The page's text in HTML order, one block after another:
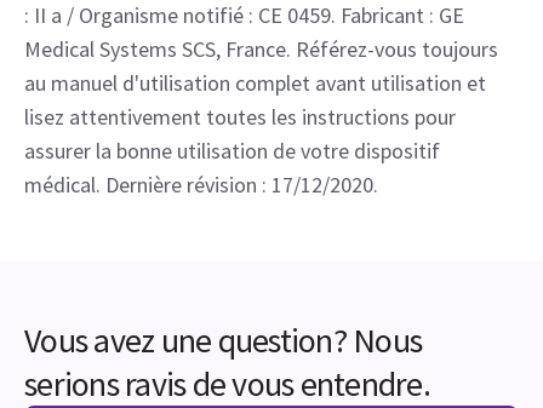
: II a / Organisme notifié : CE 0459. Fabricant : GE
Medical Systems SCS, France. Référez-vous toujours
au manuel d'utilisation complet avant utilisation et
lisez attentivement toutes les instructions pour
assurer la bonne utilisation de votre dispositif
médical. Dernière révision : 17/12/2020.
Vous avez une question? Nous
serions ravis de vous entendre.